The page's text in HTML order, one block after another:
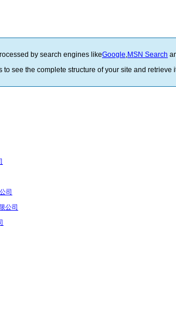
by search engines likeGoogle,MSN Search
see the complete structure of your site and retrieve
司
公司